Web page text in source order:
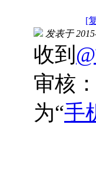
[
发表于
收到
审核：
为“手